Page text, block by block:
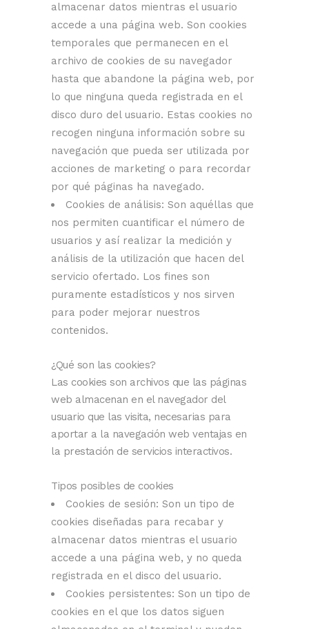
almacenar datos mientras el usuario
accede a una página web. Son cookies
temporales que permanecen en el
archivo de cookies de su navegador
hasta que abandone la página web, por
lo que ninguna queda registrada en el
disco duro del usuario. Estas cookies no
recogen ninguna información sobre su
navegación que pueda ser utilizada por
acciones de marketing o para recordar
por qué páginas ha navegado.
Cookies de análisis: Son aquéllas que
nos permiten cuantificar el número de
usuarios y así realizar la medición y
análisis de la utilización que hacen del
servicio ofertado. Los fines son
puramente estadísticos y nos sirven
para poder mejorar nuestros
contenidos.
¿Qué son las cookies?
Las cookies son archivos que las páginas
web almacenan en el navegador del
usuario que las visita, necesarias para
aportar a la navegación web ventajas en
la prestación de servicios interactivos.
Tipos posibles de cookies
Cookies de sesión: Son un tipo de
cookies diseñadas para recabar y
almacenar datos mientras el usuario
accede a una página web, y no queda
registrada en el disco del usuario.
Cookies persistentes: Son un tipo de
cookies en el que los datos siguen